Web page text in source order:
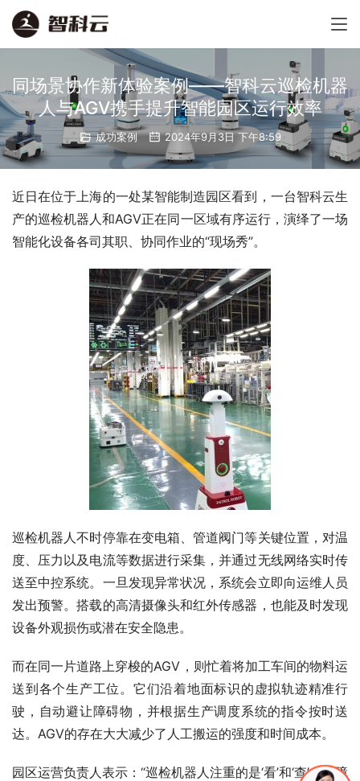
同场景协作新体验案例——智科云巡检机器
人与AGV携手提升智能园区运行效率
成功案例 2024年9月3日 下午8:59
近日在位于上海的一处某智能制造园区看到，一台智科云生
产的巡检机器人和AGV正在同一区域有序运行，演绎了一场
智能化设备各司其职、协同作业的“现场秀”。
巡检机器人不时停靠在变电箱、管道阀门等关键位置，对温
度、压力以及电流等数据进行采集，并通过无线网络实时传
送至中控系统。一旦发现异常状况，系统会立即向运维人员
发出预警。搭载的高清摄像头和红外传感器，也能及时发现
设备外观损伤或潜在安全隐患。
而在同一片道路上穿梭的AGV，则忙着将加工车间的物料运
送到各个生产工位。它们沿着地面标识的虚拟轨迹精准行
驶，自动避让障碍物，并根据生产调度系统的指令按时送
达。AGV的存在大大减少了人工搬运的强度和时间成本。
园区运营负责人表示：“巡检机器人注重的是‘看’和‘查’，保障